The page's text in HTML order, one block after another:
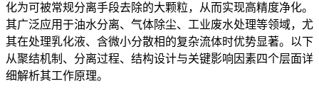
化为可被常规分离手段去除的大颗粒，从而实现高精度净化。
其广泛应用于油水分离、气体除尘、工业废水处理等领域，尤
其在处理乳化液、含微小分散相的复杂流体时优势显著。以下
从聚结机制、分离过程、结构设计与关键影响因素四个层面详
细解析其工作原理。